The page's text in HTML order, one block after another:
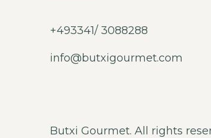
+493341/ 3088288
info@butxigourmet.com
Butxi Gourmet. All rights